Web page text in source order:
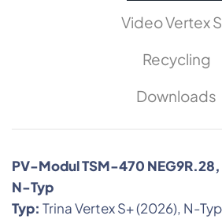
Video Vertex
Recycling
Downloads
PV-Modul TSM-470
N-Typ
Typ: Trina Vertex S+ (2026), N-